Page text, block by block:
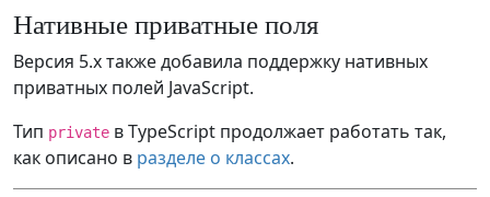
Нативные приватные поля
Версия 5.x также добавила поддержку нативных
приватных полей JavaScript.
Тип private в TypeScript продолжает работать так,
как описано в разделе о классах.